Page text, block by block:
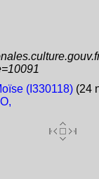
(I330118)(24